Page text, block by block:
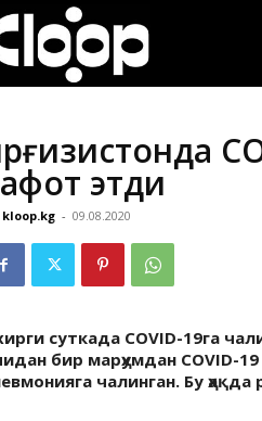
этди
kloop.kg - 09.08.2020
суткада COVID-19га
бир марҳумдан COVID-
чалинган. Бу